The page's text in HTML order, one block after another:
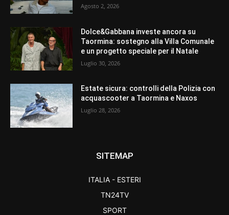
Agosto 2, 2026
Dolce&Gabbana investe ancora su
Taormina: sostegno alla Villa Comunale
e un progetto speciale per il Natale
Luglio 30, 2026
Estate sicura: controlli della Polizia con
acquascooter a Taormina e Naxos
Luglio 28, 2026
SITEMAP
ITALIA - ESTERI
TN24TV
SPORT